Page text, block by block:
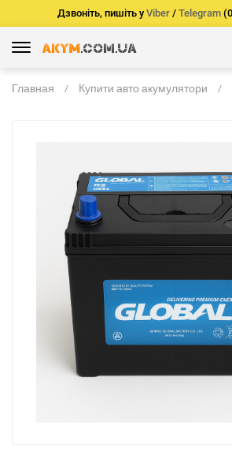
Дзвоніть, пишіть у Viber / Telegram
Главная Купити авто акумулятори